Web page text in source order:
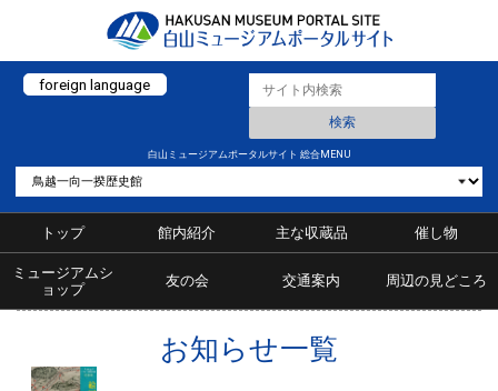
foreign language
白山ミュージアムポータルサイト 総合MENU
トップ 館内紹介 主な収蔵品 催し物
ミュージアムシ
ョップ
友の会 交通案内 周辺の見どころ
お知らせ一覧